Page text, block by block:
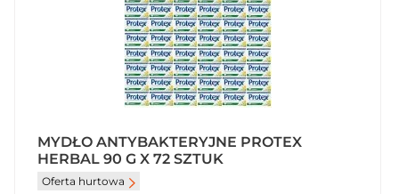
MYDŁO ANTYBAKTERYJNE PROTEX
HERBAL 90 G X 72 SZTUK
Oferta hurtowa